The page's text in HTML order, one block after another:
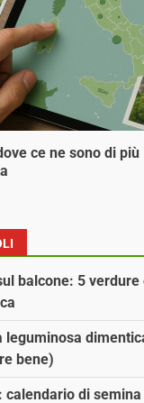
ce ne sono di
balcone: 5
leguminosa
bene)
calendario di